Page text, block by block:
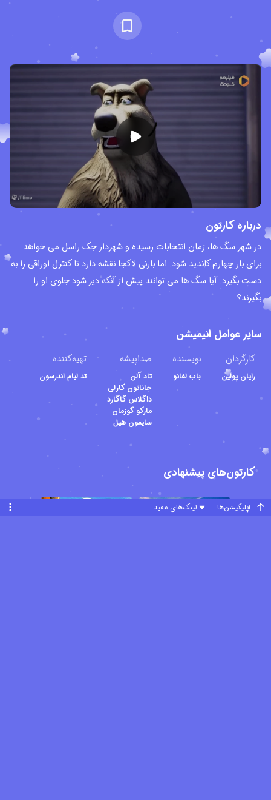
درباره کارتون
در شهر سگ ها، زمان انتخابات رسیده و شهردار جک راسل می خواهد
برای بار چهارم کاندید شود. اما بارنی لاکجا نقشه دارد تا کنترل اوراقی را به
دست بگیرد. آیا سگ ها می توانند پیش از آنکه دیر شود جلوی او را
بگیرند؟
سایر عوامل انیمیشن
کارگردان
رایان پولین
نویسنده
باب لفانو
صداپیشه
تاد آلن
جاناتون کارلی
داگلاس گاگارد
مارکو گوزمان
سایمون هیل
تهیه‌کننده
تد لیام اندرسون
کارتون‌های پیشنهادی
اپلیکیشن‌ها لینک‌های مفید